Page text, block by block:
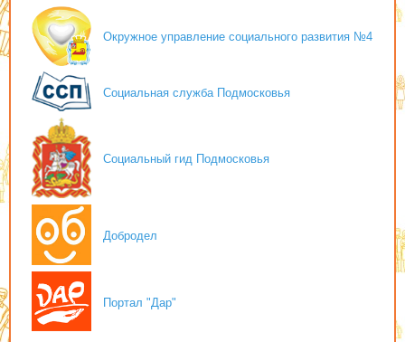
Окружное управление социального развития №4
Социальная служба Подмосковья
Социальный гид Подмосковья
Добродел
Портал "Дар"